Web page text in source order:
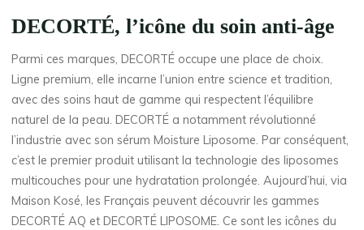
DECORTÉ, l’icône du soin anti-âge
Parmi ces marques, DECORTÉ occupe une place de choix.
Ligne premium, elle incarne l’union entre science et tradition,
avec des soins haut de gamme qui respectent l’équilibre
naturel de la peau. DECORTÉ a notamment révolutionné
l’industrie avec son sérum Moisture Liposome. Par conséquent,
c’est le premier produit utilisant la technologie des liposomes
multicouches pour une hydratation prolongée. Aujourd’hui, via
Maison Kosé, les Français peuvent découvrir les gammes
DECORTÉ AQ et DECORTÉ LIPOSOME. Ce sont les icônes du